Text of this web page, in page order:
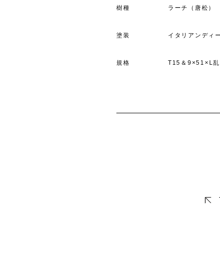
樹種 ラーチ（唐松）
塗装 イタリアンディ
規格 T15＆9×51×L乱